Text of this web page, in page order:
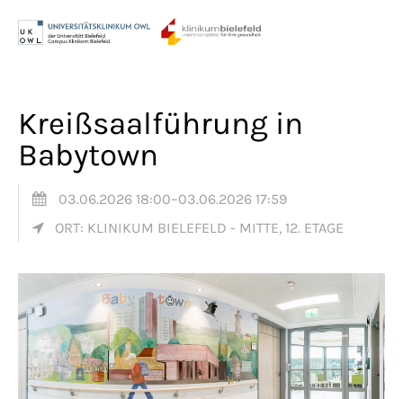
Anmelden
Register| Lost your password?
Support
Kreißsaalführung in
Babytown
03.06.2026 18:00–03.06.2026 17:59
ORT: KLINIKUM BIELEFELD - MITTE, 12. ETAGE